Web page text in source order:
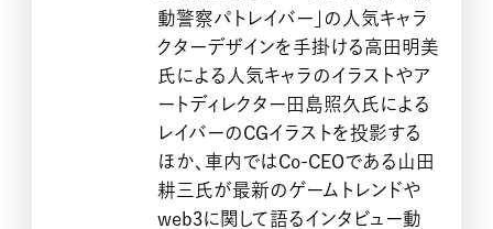
動警察パトレイバー」の人気キャラ
クターデザインを手掛ける高田明美
氏による人気キャラのイラストやア
ートディレクター田島照久氏による
レイバーのCGイラストを投影する
ほか、車内ではCo-CEOである山田
耕三氏が最新のゲームトレンドや
web3に関して語るインタビュー動